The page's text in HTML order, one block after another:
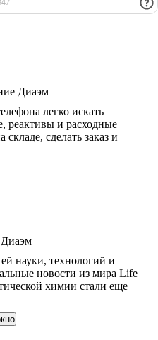
Диаэм
легко искать
реактивы и расходные
сделать заказ и
Диаэм
науки, технологий и
новости из мира Life
химии стали еще